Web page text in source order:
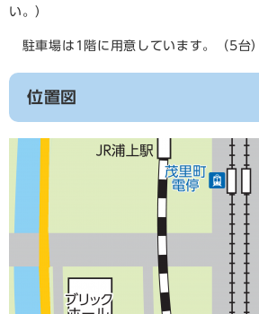
い。）
駐車場は1階に用意しています。（5台）
位置図